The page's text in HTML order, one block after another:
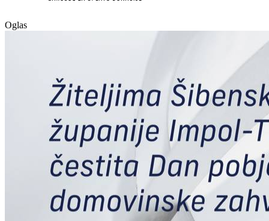
Oglas